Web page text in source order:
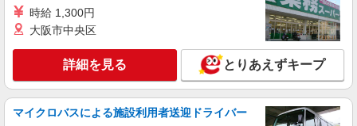
キープ 詳細を見る
時給 1,300円
大阪市中央区
詳細を見る とりあえずキープ
マイクロバスによる施設利用者送迎ドライバー